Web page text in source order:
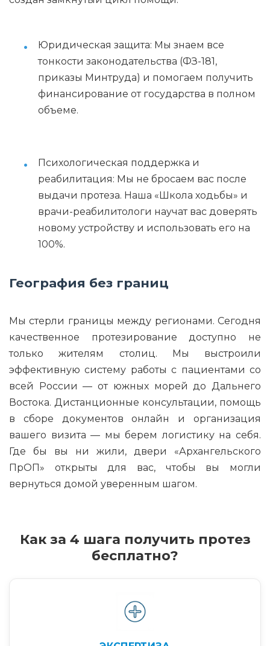
Юридическая защита: Мы знаем все
тонкости законодательства (ФЗ-181,
приказы Минтруда) и помогаем получить
финансирование от государства в полном
объеме.
Психологическая поддержка и
реабилитация: Мы не бросаем вас после
выдачи протеза. Наша «Школа ходьбы» и
врачи-реабилитологи научат вас доверять
новому устройству и использовать его на
100%.
География без границ
Мы стерли границы между регионами. Сегодня
качественное протезирование доступно не
только жителям столиц. Мы выстроили
эффективную систему работы с пациентами со
всей России — от южных морей до Дальнего
Востока. Дистанционные консультации, помощь
в сборе документов онлайн и организация
вашего визита — мы берем логистику на себя.
Где бы вы ни жили, двери «Архангельского
ПрОП» открыты для вас, чтобы вы могли
вернуться домой уверенным шагом.
Как за 4 шага получить протез
бесплатно?